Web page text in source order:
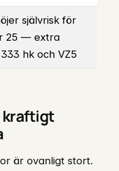
självrisk för
25 — extra
hk och VZ5
kraftigt
är ovanligt stort.